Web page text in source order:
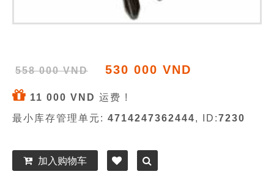
558 000 VND 530 000 VND
11 000 VND 运费 !
最小库存管理单元: 4714247362444, ID:7230
加入购物车